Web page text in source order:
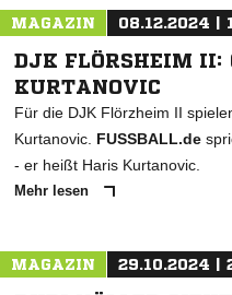
MAGAZIN 08.12.2024 |
DJK FLÖRSHEIM II:
KURTANOVIC
Für die DJK Flörzheim II
Kurtanovic. FUSSBALL.de
- er heißt Haris Kurtanovic.
Mehr lesen
MAGAZIN 29.10.2024 |